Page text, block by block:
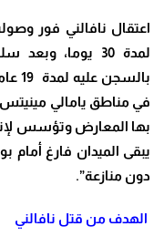
اعتقال نافالني فور
لمدة 30 يوما،
في مناطق يامالي مينيتس
بها المعارض وتؤسس
يبقى الميدان فارغ أمام
دون منازعة”.
الهدف من قتل نافالني